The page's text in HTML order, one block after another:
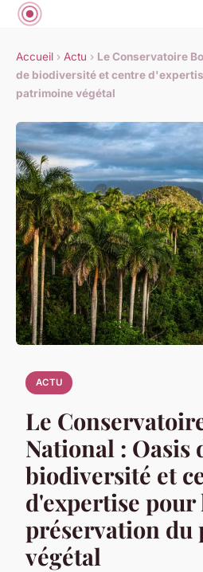
Accueil › Actu › Le Conservatoire
de biodiversité et centre
patrimoine végétal
ACTU
Le
National : Oasis
biodiversité et
d'expertise pour
préservation du
végétal